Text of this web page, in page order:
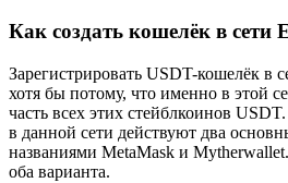
Как создать кошелёк в сети
Зарегистрировать USDT-кошелёк в
хотя бы потому, что именно в этой
часть всех этих стейблкоинов
в данной сети действуют два
названиями MetaMask и
оба варианта.